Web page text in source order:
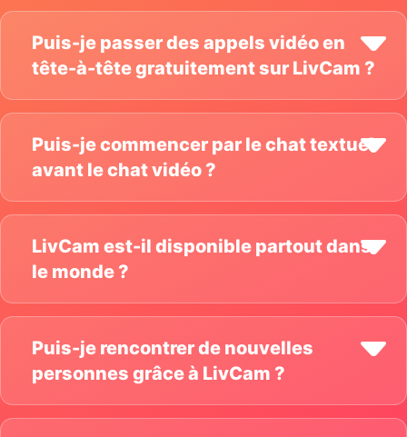
Puis-je passer des appels vidéo en
tête-à-tête gratuitement sur LivCam ?
Puis-je commencer par le chat textuel
avant le chat vidéo ?
LivCam est-il disponible partout dans
le monde ?
Puis-je rencontrer de nouvelles
personnes grâce à LivCam ?